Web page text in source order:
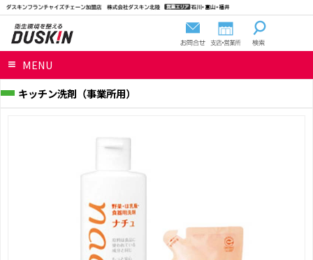
MENU
キッチン洗剤（事業所用）